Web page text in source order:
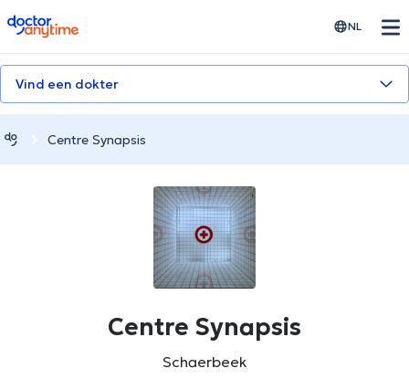
doctoranytime NL
Vind een dokter
Centre Synapsis
Centre Synapsis
Schaerbeek